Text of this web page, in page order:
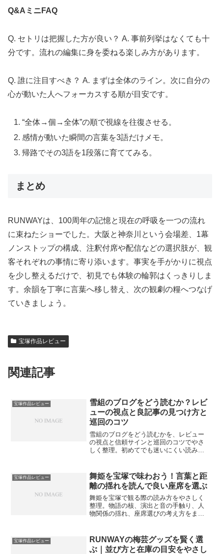
Q&AミニFAQ
Q. セトリは把握した方が良い？ A. 事前列挙はなくても十
分です。流れの編集に身を委ねる楽しみ方があります。
Q. 誰に注目すべき？ A. まずは全体のライン。次に自分の
心が動いた人へフォーカスする順が目安です。
“全体→個→全体”の順で視線を往復させる。
感情が動いた瞬間の言葉を3語だけメモ。
帰路でその3語を1段落に育ててみる。
まとめ
RUNWAYは、100周年の記憶と現在の呼吸を一つの流れ
に束ねたショーでした。大阪と神奈川という会場差、1幕
ノンストップの構成、注釈付席や配信などの選択肢が、観
客それぞれの事情に寄り添います。事実を手がかりに視点
を少し整えるだけで、初見でも体験の輪郭はくっきりしま
す。余韻を丁寧に言葉へ移し替え、次の観劇の糧へつなげ
ていきましょう。
宝塚作品レビュー
関連記事
宝塚作品レビュー
雪組のブログをどう読むか？レビ
ューの視点と良記事の見つけ方と
巡回のコツ
雪組のブログをどう読むかを、レビュー
の視点と信頼サインと巡回のコツでやさ
しく整理。初めてでも迷いにくい読み方
案内します。
宝塚作品レビュー
舞姫を宝塚で味わおう！言葉と距
離の揺れを読んで良い座席を選ぶ
舞姫を宝塚で観る際の読み方をやさしく
整理。物語の核、演出と音の手触り、人
物関係の揺れ、座席選びの考え方をまと
宝塚作品レビュー
RUNWAYの梅芸グッズを賢く選
ぶ｜並び方と在庫の目安をやさし